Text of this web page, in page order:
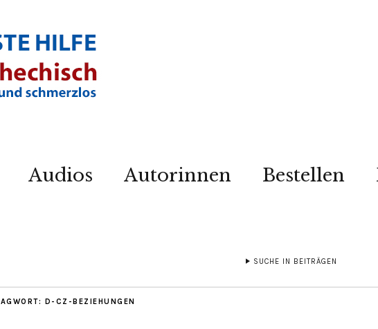
Audios Autorinnen Bestellen
SUCHE IN BEITRÄGEN
D-CZ-BEZIEHUNGEN